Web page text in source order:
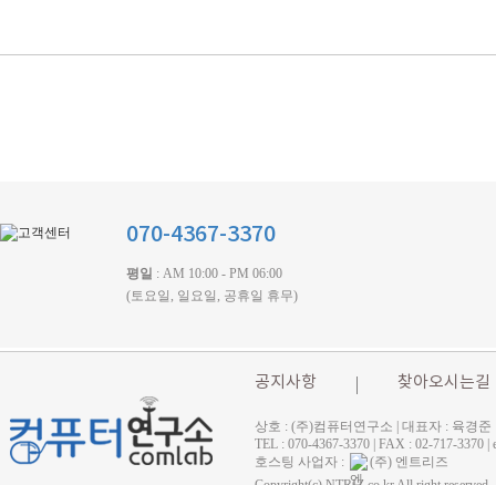
070-4367-3370
평일 : AM 10:00 - PM 06:00
(토요일, 일요일, 공휴일 휴무)
공지사항 찾아오시는길
상호 : (주)컴퓨터연구소 | 대표자 : 육경
TEL : 070-4367-3370 | FAX : 02-717-
호스팅 사업자 :
(주) 엔트리즈